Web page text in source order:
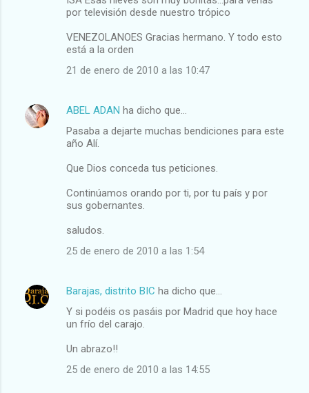
por televisión desde nuestro trópico
VENEZOLANOES Gracias hermano. Y todo esto
está a la orden
21 de enero de 2010 a las 10:47
ABEL ADAN ha dicho que…
Pasaba a dejarte muchas bendiciones para este
año Alí.
Que Dios conceda tus peticiones.
Continúamos orando por ti, por tu país y por
sus gobernantes.
saludos.
25 de enero de 2010 a las 1:54
Barajas, distrito BIC ha dicho que…
Y si podéis os pasáis por Madrid que hoy hace
un frío del carajo.
Un abrazo!!
25 de enero de 2010 a las 14:55